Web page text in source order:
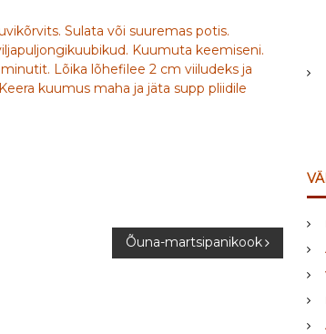
Sulata või suuremas potis.
Kuumuta keemiseni.
Lõika lõhefilee 2 cm viiludeks ja
kuumus maha ja jäta supp pliidile
Õuna-martsipanikook